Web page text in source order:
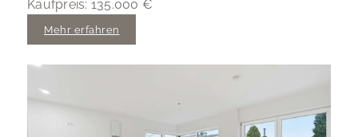
Kaufpreis: 135.000 €
Mehr erfahren